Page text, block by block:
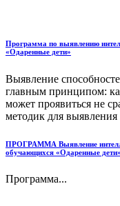
Программа по выявлению
«Одаренные дети»
Выявление
главным принципом:
может проявиться не
методик для выявления
ПРОГРАММА Выявление
обучающихся «Одаренные дети»
Программа...